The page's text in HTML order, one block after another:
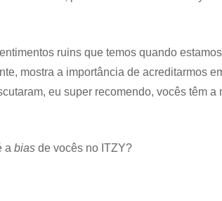
ruins que temos quando
mostra a importância de acreditarmos
eu super recomendo, vocês têm
a bias de vocês no ITZY?